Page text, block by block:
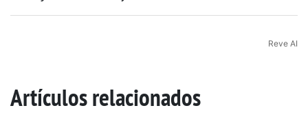
Reve AI
Artículos relacionados